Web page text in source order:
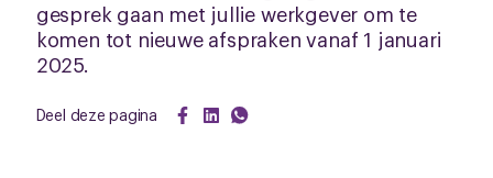
gesprek gaan met jullie werkgever om te
komen tot nieuwe afspraken vanaf 1 januari
2025.
Deel deze pagina